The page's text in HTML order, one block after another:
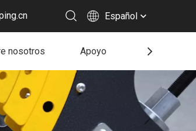
Español
nosotros Apoyo Recurso